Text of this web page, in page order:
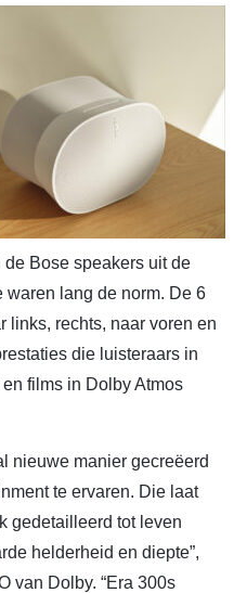
Bose speakers uit de
waren lang de norm. De 6
links, rechts, naar voren en
die luisteraars in
films in Dolby Atmos
nieuwe manier gecreëerd
te ervaren. Die laat
gedetailleerd tot leven
helderheid en diepte”,
van Dolby. “Era 300s